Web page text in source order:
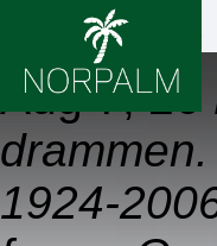
Aug 7, 26
1924-